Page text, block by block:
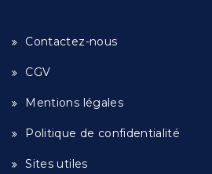
Contactez-nous
CGV
Mentions légales
Politique de confidentialité
Sites utiles